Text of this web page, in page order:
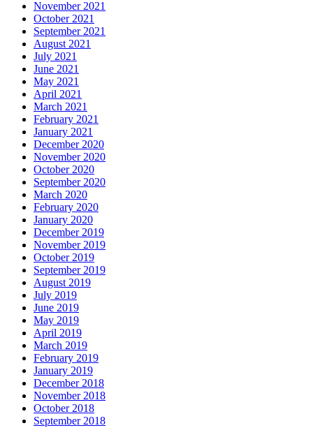
November 2021
October 2021
September 2021
August 2021
July 2021
June 2021
May 2021
April 2021
March 2021
February 2021
January 2021
December 2020
November 2020
October 2020
September 2020
March 2020
February 2020
January 2020
December 2019
November 2019
October 2019
September 2019
August 2019
July 2019
June 2019
May 2019
April 2019
March 2019
February 2019
January 2019
December 2018
November 2018
October 2018
September 2018